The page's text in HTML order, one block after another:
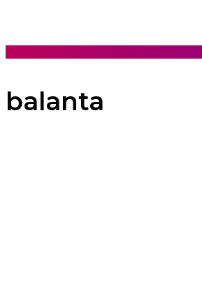
balanta